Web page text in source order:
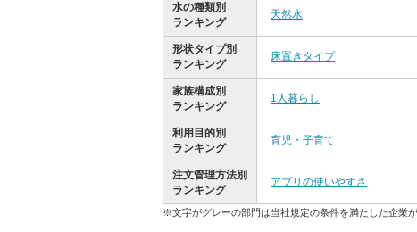
水の種類別
ランキング
天然水
形状タイプ別
ランキング
床置きタイプ
家族構成別
ランキング
1人暮らし
利用目的別
ランキング
育児・子育て
注文管理方法別
ランキング
アプリの使いやすさ
※文字がグレーの部門は当社規定の条件を満たした企業